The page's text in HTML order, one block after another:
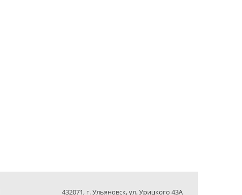
432071, г. Ульяновск, ул. Урицкого 43А